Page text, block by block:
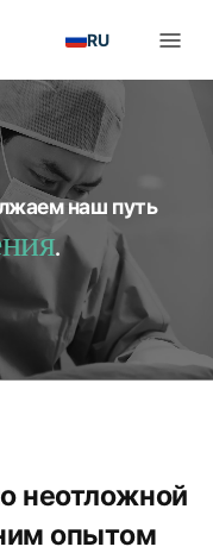
RU
наш путь
.
неотложной
опытом